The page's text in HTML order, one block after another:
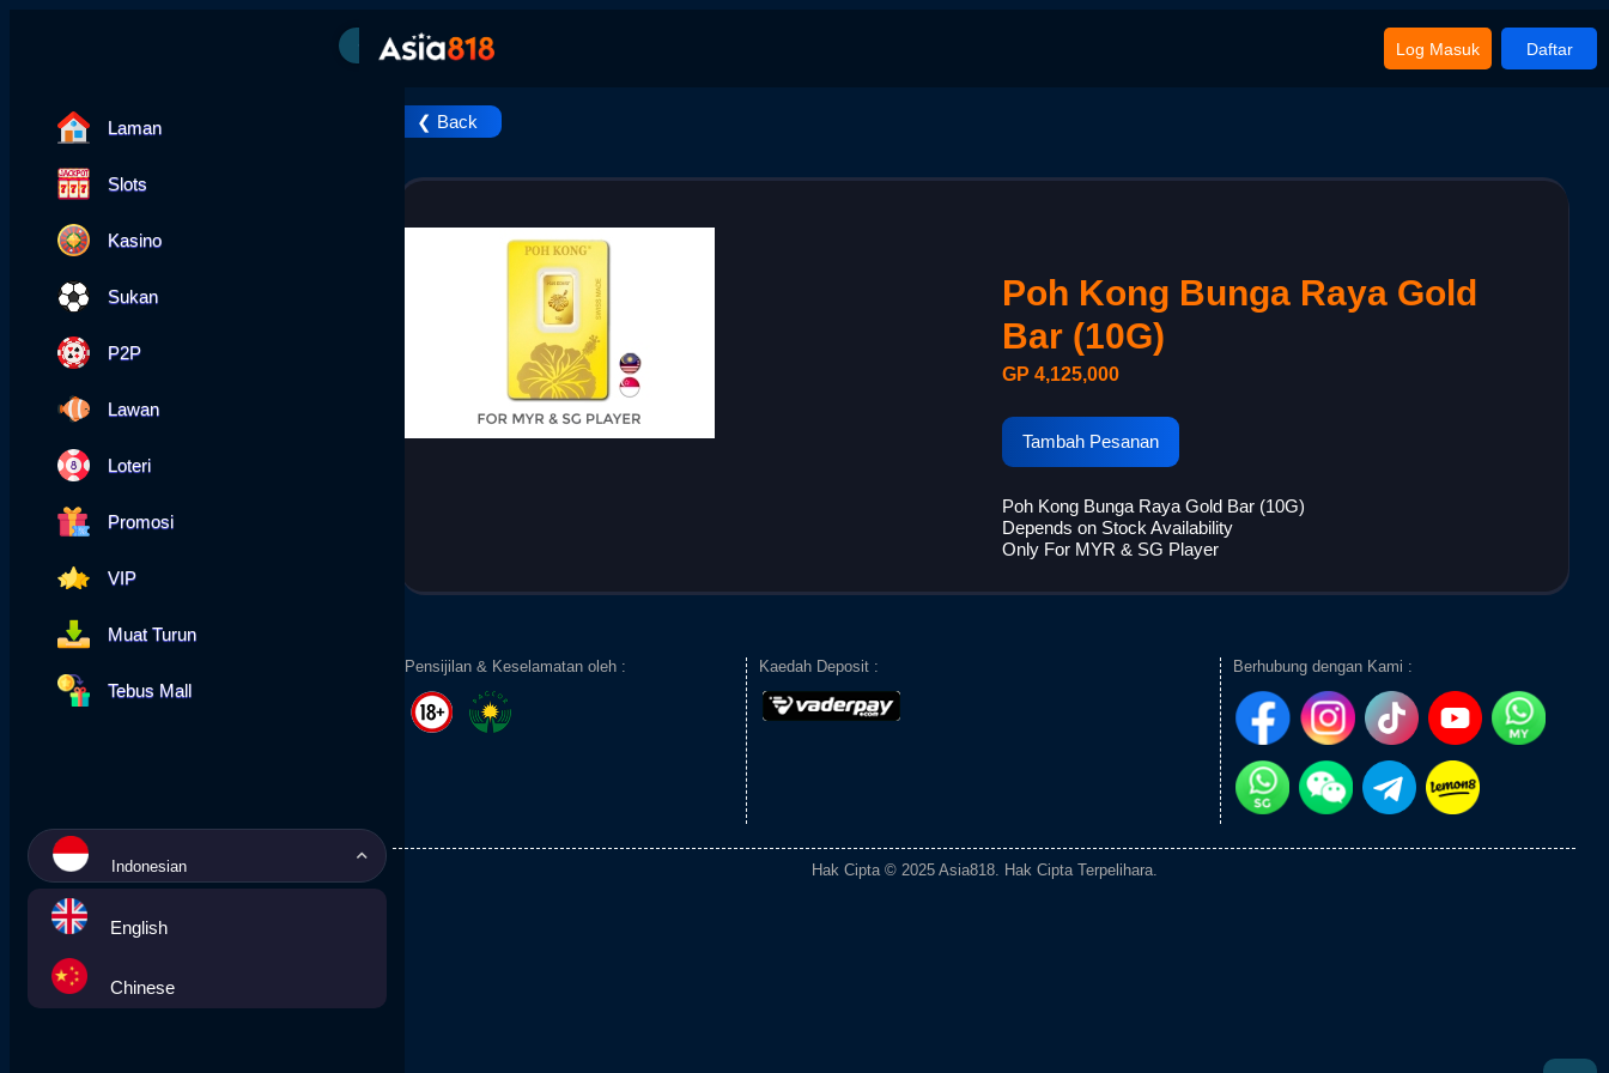
Laman
Slots
Kasino
Sukan
P2P
Lawan
Loteri
Promosi
VIP
Muat Turun
Tebus Mall
Indonesian
English
Chinese
Log Masuk Daftar
❮ Back
Poh Kong Bunga Raya Gold
Bar (10G)
GP 4,125,000
Tambah Pesanan
Poh Kong Bunga Raya Gold Bar (10G)
Depends on Stock Availability
Only For MYR & SG Player
Pensijilan & Keselamatan oleh : Kaedah Deposit : Berhubung dengan Kami :
Hak Cipta © 2025 Asia818. Hak Cipta Terpelihara.